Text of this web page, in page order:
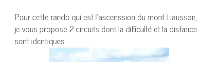
Pour cette rando qui est l’ascenssion du mont Liausson,
je vous propose 2 circuits dont la difficulté et la distance
sont identiques.